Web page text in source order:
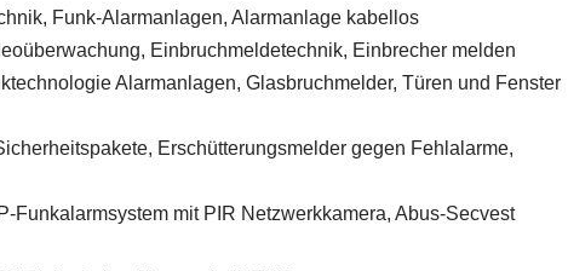
Funk-Alarmanlagen, Alarmanlage kabellos
Einbruchmeldetechnik, Einbrecher melden
Alarmanlagen, Glasbruchmelder, Türen und Fenster
Erschütterungsmelder gegen Fehlalarme,
Funkalarmsystem mit PIR Netzwerkkamera, Abus-Secvest